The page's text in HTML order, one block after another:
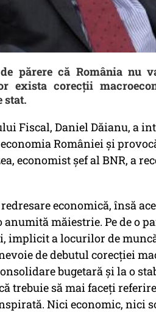
părere că România nu
exista corecții
stat.
Fiscal, Daniel Dăianu, a
României și
economist șef al BNR, a
economică, însă
măiestrie. Pe de o
implicit a locurilor de
de debutul corecției
bugetară şi la o
trebuie să mai faceţi
Nici economic, nici